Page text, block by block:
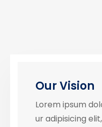
Our Vision
Lorem ipsum
ur adipisicing